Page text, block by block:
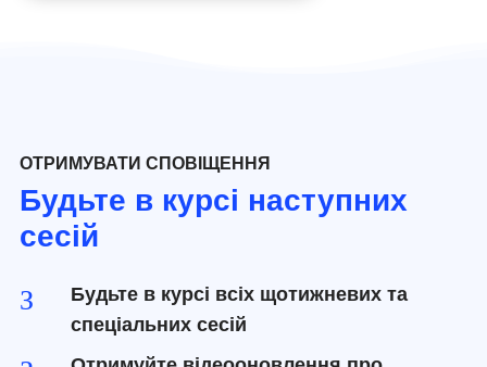
ОТРИМУВАТИ СПОВІЩЕННЯ
Будьте в курсі наступних
сесій
З
Будьте в курсі всіх щотижневих та
спеціальних сесій